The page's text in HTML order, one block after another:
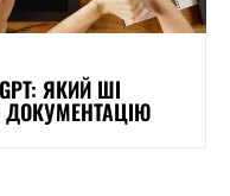
ЯКИЙ ШІ
ДОКУМЕНТАЦІЮ